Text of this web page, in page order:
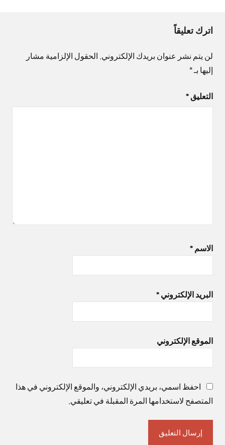
اترك تعليقاً
لن يتم نشر عنوان بريدك الإلكتروني. الحقول الإلزامية مشار
إليها بـ*
التعليق *
الاسم *
البريد الإلكتروني *
الموقع الإلكتروني
احفظ اسمي، بريدي الإلكتروني، والموقع الإلكتروني في هذا
المتصفح لاستخدامها المرة المقبلة في تعليقي.